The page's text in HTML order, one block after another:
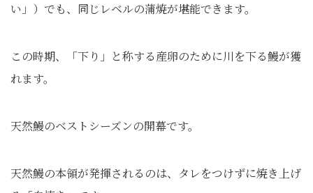
い」）でも、同じレベルの蒲焼が堪能できます。
この時期、「下り」と称する産卵のために川を下る鰻が獲
れます。
天然鰻のベストシーズンの開幕です。
天然鰻の本領が発揮されるのは、タレをつけずに焼き上げ